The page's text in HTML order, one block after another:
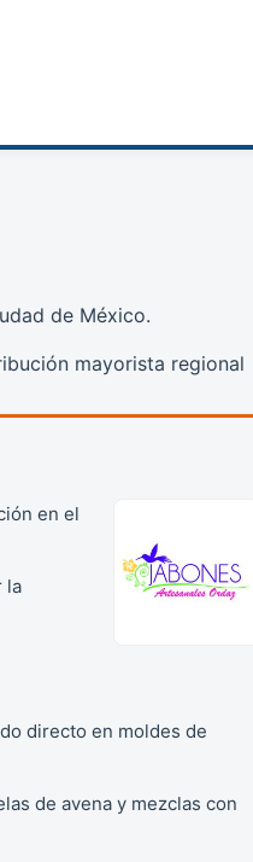
de México.
mayorista regional
en el
la
directo en moldes de
de avena y mezclas con